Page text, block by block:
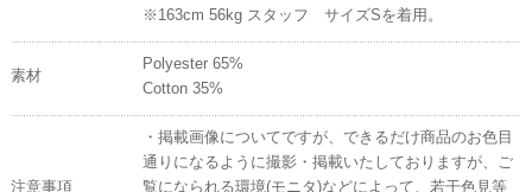
※163cm 56kg スタッフ サイズSを着用。
素材
Polyester 65%
Cotton 35%
注意事項
・掲載画像についてですが、できるだけ商品のお色目
通りになるように撮影・掲載いたしておりますが、ご
覧になられる環境(モニタ)などによって、若干色見等